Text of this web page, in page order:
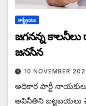
రాష్ట్రీయం
జగనన్న కాలనీలు
జనసేన
10 NOVEMBER
అధికార పార్టీ నాయకులు
అవినీతిని